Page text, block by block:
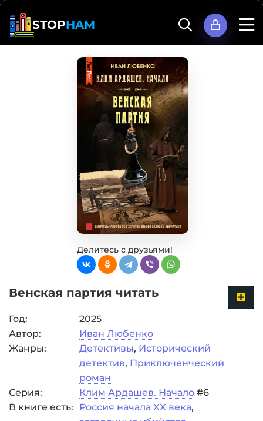
STOPHAM
Делитесь с друзьями!
Венская партия читать
Год:
2025
Автор:
Иван Любенко
Жанры:
Детективы, Исторический
детектив, Приключенческий
роман
Серия:
Клим Ардашев. Начало #6
В книге есть:
Россия начала XX века,